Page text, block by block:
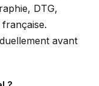
DTG,
avant